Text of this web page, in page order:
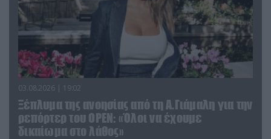
03.08.2026 | 19:02
Ξέπλυμα της ανοησίας από τη Α.Γιάμαλη για την
ρεπόρτερ του ΟΡΕΝ: «Όλοι να έχουμε
δικαίωμα στο λάθος»